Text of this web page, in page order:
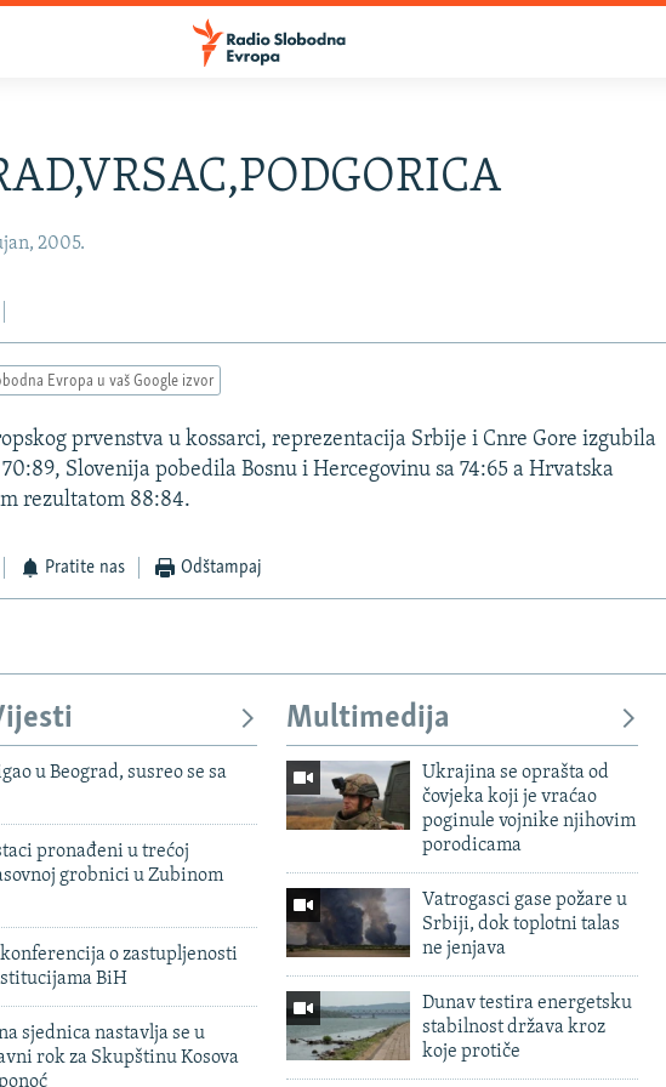
2005.
Evropa u vaš Google izvor
prvenstva u kossarci, reprezentacija Srbije i Cnre Gore izgubila
Slovenija pobedila Bosnu i Hercegovinu sa 74:65 a Hrvatska
rezultatom 88:84.
Pratite nas Odštampaj
u Beograd, susreo se sa
pronađeni u trećoj
grobnici u Zubinom
o zastupljenosti
BiH
sjednica nastavlja se u
rok za Skupštinu Kosova
Multimedija
Ukrajina se oprašta od
čovjeka koji je vraćao
poginule vojnike njihovim
porodicama
Vatrogasci gase požare u
Srbiji, dok toplotni talas
ne jenjava
Dunav testira energetsku
stabilnost država kroz
koje protiče